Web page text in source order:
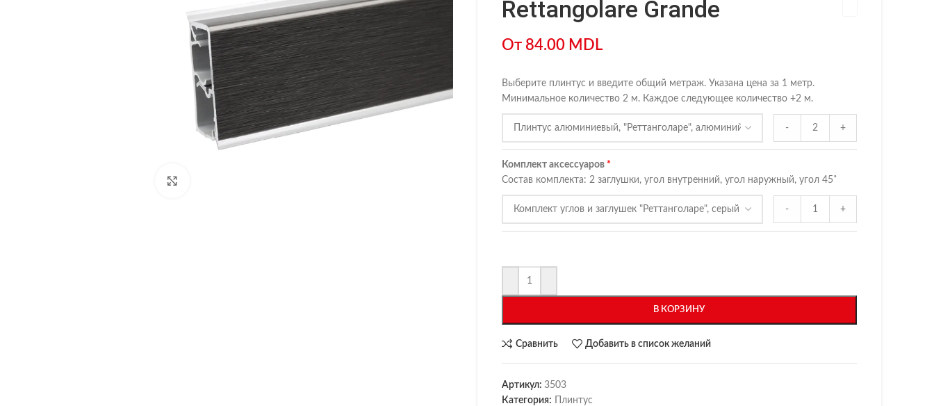
Rettangolare Grande
От 84.00 MDL
Выберите плинтус и введите общий метраж. Указана цена за 1 метр.
Минимальное количество 2 м. Каждое следующее количество +2 м.
- +
Комплект аксессуаров
Состав комплекта: 2 заглушки, угол внутренний, угол наружный, угол 45˚
- +
В КОРЗИНУ
Сравнить Добавить в список желаний
Артикул: 3503
Категория:
Плинтус